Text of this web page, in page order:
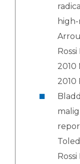
2010
2010